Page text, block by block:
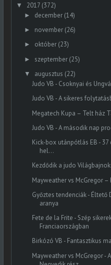
▼ 2017 (372)
► december (14)
► november (26)
► október (23)
► szeptember (25)
▼ augusztus (22)
Judo VB - Csoknyai és
Judo VB - A sikeres
Megatech Kupa – Telt ház
Judo VB - A második nap
Kick-box utánpótlás EB -
hel...
Kezdődik a judo
Mayweather vs McGregor –
Győztes tendenciák - Éltető
aranya
Fete de la Frite - Szép
Franciaországban
Birkózó VB - Fantasztikus
Mayweather vs McGregor -